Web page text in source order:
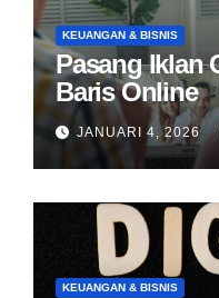
KEUANGAN & BISNIS
Pasang Iklan
Baris Online
JANUARI 4, 2026
KEUANGAN & BISNIS